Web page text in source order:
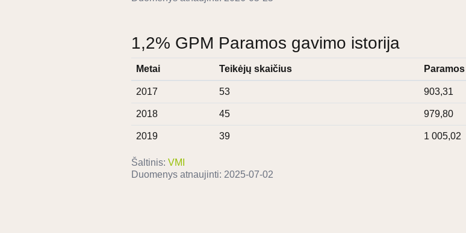
1,2% GPM Paramos gavimo istorija
Metai Teikėjų skaičius
2017 53 903,31
2018 45 979,80
2019 39 1 005,02
Šaltinis: VMI
Duomenys atnaujinti: 2025-07-02